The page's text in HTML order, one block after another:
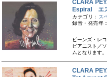
CLARA
Espiral エ
カテゴリ： ス
録音・発売年
ビーンズ・レ
ピアニスト／
ムとなります
CLARA